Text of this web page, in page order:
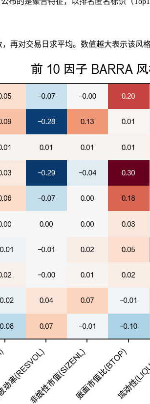
再对交易日求平均。数值越大表示该风